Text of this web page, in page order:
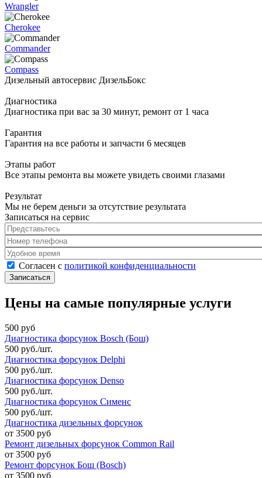
Wrangler
Cherokee
Commander
Compass
Дизельный автосервис ДизельБокс
Диагностика
Диагностика при вас за 30 минут, ремонт от 1 часа
Гарантия
Гарантия на все работы и запчасти 6 месяцев
Этапы работ
Все этапы ремонта вы можете увидеть своими глазами
Результат
Мы не берем деньги за отсутствие результата
Записаться на сервис
Представьтесь
Номер телефона
Удобное время
Согласен с политикой конфиденциальности*
Согласен с политикой конфиденциальности
Цены на самые популярные услуги
500 руб
Диагностика форсунок Bosch (Бош)
500 руб./шт.
Диагностика форсунок Delphi
500 руб./шт.
Диагностика форсунок Denso
500 руб./шт.
Диагностика форсунок Сименс
500 руб./шт.
Диагностика дизельных форсунок
от 3500 руб
Ремонт дизельных форсунок Common Rail
от 3500 руб
Ремонт форсунок Бош (Bosch)
от 3500 руб